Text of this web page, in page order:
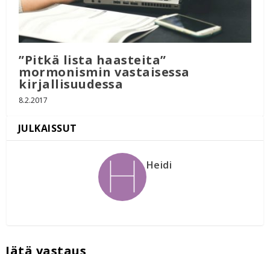
”Pitkä lista haasteita”
mormonismin vastaisessa
kirjallisuudessa
8.2.2017
Heidi